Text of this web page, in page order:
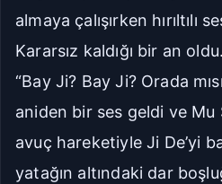
almaya çalışırken hırıltılı
Kararsız kaldığı bir an oldu.
“Bay Ji? Bay Ji? Orada
aniden bir ses geldi ve
avuç hareketiyle Ji De’yi
yatağın altındaki dar